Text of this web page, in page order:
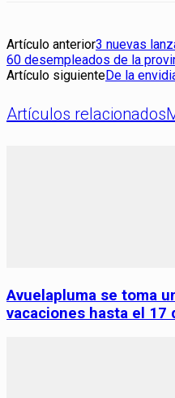
Artículo anterior3 nuevas
60 desempleados de la
Artículo siguienteDe la
Artículos relacionados
Avuelapluma se toma
vacaciones hasta el 17